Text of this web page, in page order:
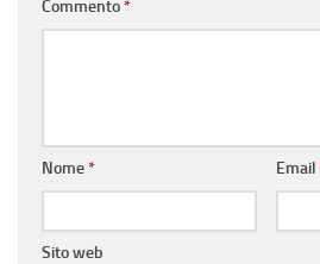
Commento*
Nome* Email
Sito web